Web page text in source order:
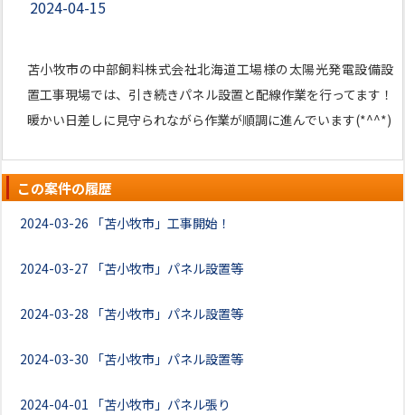
2024-04-15
苫小牧市の中部飼料株式会社北海道工場様の太陽光発電設備設
置工事現場では、引き続きパネル設置と配線作業を行ってます！
暖かい日差しに見守られながら作業が順調に進んでいます(*^^*)
この案件の履歴
2024-03-26 「苫小牧市」工事開始！
2024-03-27 「苫小牧市」パネル設置等
2024-03-28 「苫小牧市」パネル設置等
2024-03-30 「苫小牧市」パネル設置等
2024-04-01 「苫小牧市」パネル張り